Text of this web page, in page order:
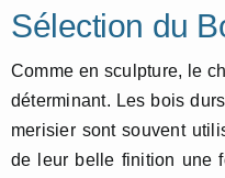
Sélection du
Comme en sculpture, le
déterminant. Les bois
merisier sont souvent
de leur belle finition une